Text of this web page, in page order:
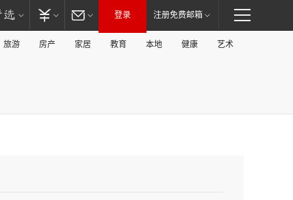
登录 注册免费邮箱
旅游 房产 家居 教育 本地 健康 艺术